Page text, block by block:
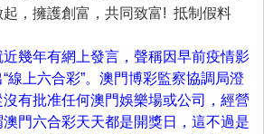
，擁護創富，共同致富! 抵制假料
幾年有網上發言，聲稱因早前疫情影
線上六合彩”。澳門博彩監察協調局澄
有批准任何澳門娛樂場或公司，經營
門六合彩天天都是開獎日，這不過是